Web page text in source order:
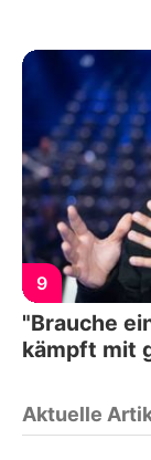
9
"Brauche
kämpft mit
Aktuelle